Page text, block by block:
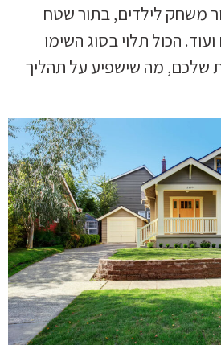
משחק לילדים, בתור שטח
ועוד. הכול תלוי בסוג השימו
שלכם, מה שישפיע על תהליך